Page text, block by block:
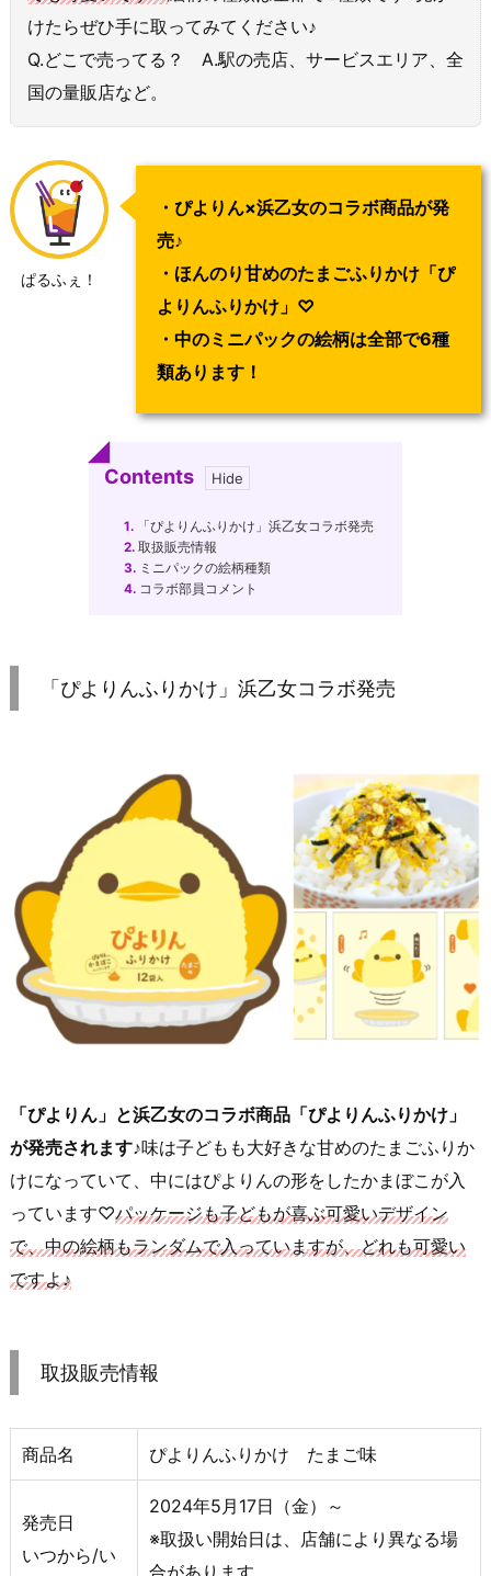
けたらぜひ手に取ってみてください♪
Q.どこで売ってる？ A.駅の売店、サービスエリア、全
国の量販店など。
ぱるふぇ！
・ぴよりん×浜乙女のコラボ商品が発
売♪
・ほんのり甘めのたまごふりかけ「ぴ
よりんふりかけ」♡
・中のミニパックの絵柄は全部で6種
類あります！
Contents
1. 「ぴよりんふりかけ」浜乙女コラボ発売
2. 取扱販売情報
3. ミニパックの絵柄種類
4. コラボ部員コメント
「ぴよりんふりかけ」浜乙女コラボ発売
「ぴよりん」と浜乙女のコラボ商品「ぴよりんふりかけ」
が発売されます♪味は子どもも大好きな甘めのたまごふりか
けになっていて、中にはぴよりんの形をしたかまぼこが入
っています♡パッケージも子どもが喜ぶ可愛いデザイン
で、中の絵柄もランダムで入っていますが、どれも可愛い
ですよ♪
取扱販売情報
商品名 ぴよりんふりかけ たまご味
発売日
いつから/い
2024年5月17日（金）～
※取扱い開始日は、店舗により異なる場
合があります。